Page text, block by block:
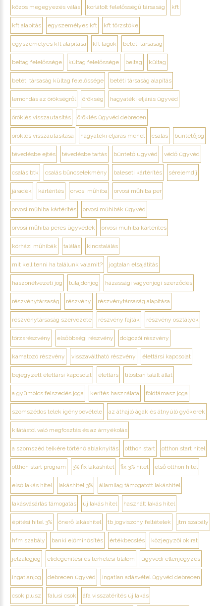
közös megegyezés válás korlátolt felelősségű társaság kft
kft alapítás egyszemélyes kft kft törzstőke
egyszemélyes kft alapítása kft tagok betéti társaság
beltag felelőssége kültag felelőssége beltag kültag
betéti társaság kültag felelőssége betéti társaság alapítás
lemondás az örökségről örökség hagyatéki eljárás ügyvéd
öröklés visszautasítás öröklés ügyvéd debrecen
öröklés visszautasítása hagyatéki eljárás menet csalás büntetőjog
tévedésbe ejtés tévedésbe tartás büntető ügyvéd védő ügyvéd
csalás btk csalás bűncselekmény baleseti kártérítés sérelemdíj
járadék kártérítés orvosi műhiba orvosi műhiba per
orvosi műhiba kártérítés orvosi műhibák ügyvéd
orvosi műhiba peres ügyvédek orvosi muhiba kártérítes
kórházi műhibák találás kincstalálás
mit kell tenni ha találunk valamit? jogtalan elsajátítás
haszonélvezeti jog tulajdonjog házassági vagyonjogi szerződés
részvénytársaság részvény részvénytársaság alapítása
részvénytársaság szervezete részvény fajták részvény osztályok
törzsrészvény elsőbbségi részvény dolgozói részvény
kamatozó részvény visszaváltható részvény élettársi kapcsolat
bejegyzett élettársi kapcsolat élettárs tilosban talált állat
a gyümölcs felszedés joga kerítés használata földtámasz joga
szomszédos telek igénybevétele az áthajló ágak és átnyúló gyökerek
kilátástól való megfosztás és az árnyékolás
a szomszéd telkére történő ablaknyitás otthon start otthon start hitel
otthon start program 3% fix lakáshitel fix 3% hitel első otthon hitel
első lakás hitel lakáshitel 3% államilag támogatott lakáshitel
lakásvásárlás támogatás új lakás hitel használt lakás hitel
építési hitel 3% önerő lakáshitel tb jogviszony feltételek jtm szabály
hfm szabály banki előminősítés értékbecslés közjegyzői okirat
jelzálogjog elidegenítési és terhelési tilalom ügyvédi ellenjegyzés
ingatlanjog debrecen ügyvéd ingatlan adásvétel ügyvéd debrecen
csok plusz falusi csok áfa visszatérítés új lakás